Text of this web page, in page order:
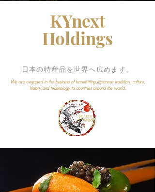
KYnext
Holdings
​日本の特産品を世界へ広めます。
We are engaged in the business of transmitting Japanese tradition, culture,
history and technology to countries around the world.